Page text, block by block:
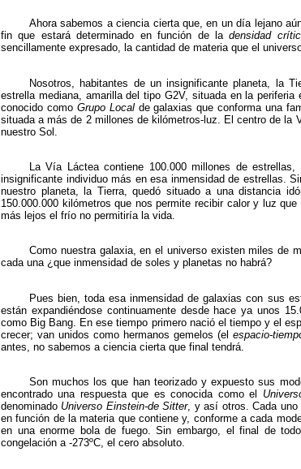
Ahora sabemos a ciencia cierta que, en un día lejano
fin que estará determinado en función de ladensidad
sencillamente expresado, la cantidad de materia que el
Nosotros, habitantes de un insignificante planeta, la
estrella mediana, amarilla del tipo G2V, situada en la
conocido como Grupo Localde galaxias que conforma una
situada a más de 2 millones de kilómetros-luz. El centro de
nuestro Sol.
La Vía Láctea contiene 100.000 millones de
insignificante individuo más en esa inmensidad de estrellas.
nuestro planeta, la Tierra, quedó situado a una distancia
150.000.000 kilómetros que nos permite recibir calor y luz
más lejos el frío no permitiría la vida.
Como nuestra galaxia, en el universo existen miles de
cada una ¿que inmensidad de soles y planetas no habrá?
Pues bien, toda esa inmensidad de galaxias con sus
están expandiéndose continuamente desde hace ya unos
como Big Bang. En ese tiempo primero nació el tiempo y el
crecer; van unidos como hermanos gemelos (el espacio-
antes, no sabemos a ciencia cierta que final tendrá.
Son muchos los que han teorizado y expuesto sus
encontrado una respuesta que es conocida como el
denominado Universo Einstein-de Sitter, y así otros. Cada uno
en función de la materia que contiene y, conforme a cada
en una enorme bola de fuego. Sin embargo, el final de
congelación a -273ºC, el cero absoluto.